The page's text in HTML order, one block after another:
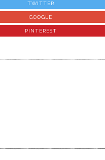
TWITTER
GOOGLE
PINTEREST